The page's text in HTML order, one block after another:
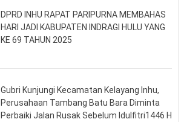
DPRD INHU RAPAT PARIPURNA MEMBAHAS
HARI JADI KABUPATEN INDRAGI HULU YANG
KE 69 TAHUN 2025
Gubri Kunjungi Kecamatan Kelayang Inhu,
Perusahaan Tambang Batu Bara Diminta
Perbaiki Jalan Rusak Sebelum Idulfitri1446 H